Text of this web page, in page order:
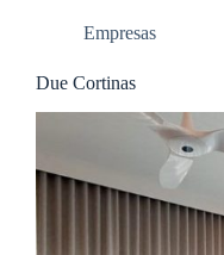
Empresas
Due Cortinas